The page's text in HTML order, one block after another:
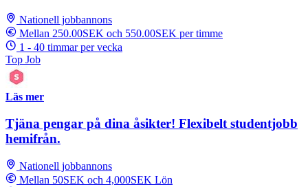
Nationell jobbannons
Mellan 250.00SEK och 550.00SEK per timme
1 - 40 timmar per vecka
Top Job
Läs mer
Tjäna pengar på dina åsikter! Flexibelt studentjobb
hemifrån.
Nationell jobbannons
Mellan 50SEK och 4,000SEK Lön